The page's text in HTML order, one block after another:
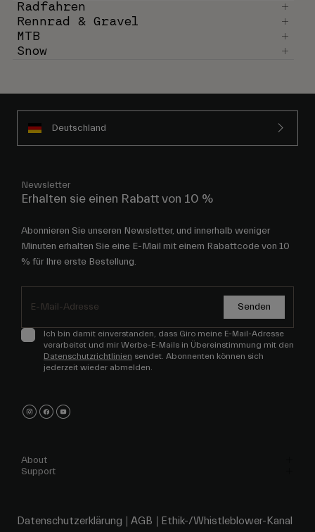
Radfahren
Rennrad & Gravel
MTB
Snow
Deutschland
Newsletter
Erhalten sie einen Rabatt von 10 %
Abonnieren Sie unseren Newsletter, und innerhalb weniger
Minuten erhalten Sie eine E-Mail mit einem Rabattcode von 10
% für Ihre erste Bestellung.
Senden
Ich bin damit einverstanden, dass Giro meine E-Mail-Adresse
verarbeitet und mir Werbe-E-Mails in Übereinstimmung mit den
Datenschutzrichtlinien sendet. Abonnenten können sich
jederzeit wieder abmelden.
About
Support
Datenschutzerklärung AGB Ethik-/Whistleblower-Kanal